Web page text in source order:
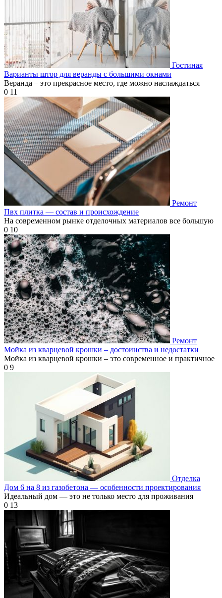
Гостиная
Варианты штор для веранды с большими окнами
Веранда – это прекрасное место, где можно наслаждаться
0 11
Ремонт
Пвх плитка — состав и происхождение
На современном рынке отделочных материалов все большую
0 10
Ремонт
Мойка из кварцевой крошки – достоинства и недостатки
Мойка из кварцевой крошки – это современное и практичное
0 9
Отделка
Дом 6 на 8 из газобетона — особенности проектирования
Идеальный дом — это не только место для проживания
0 13